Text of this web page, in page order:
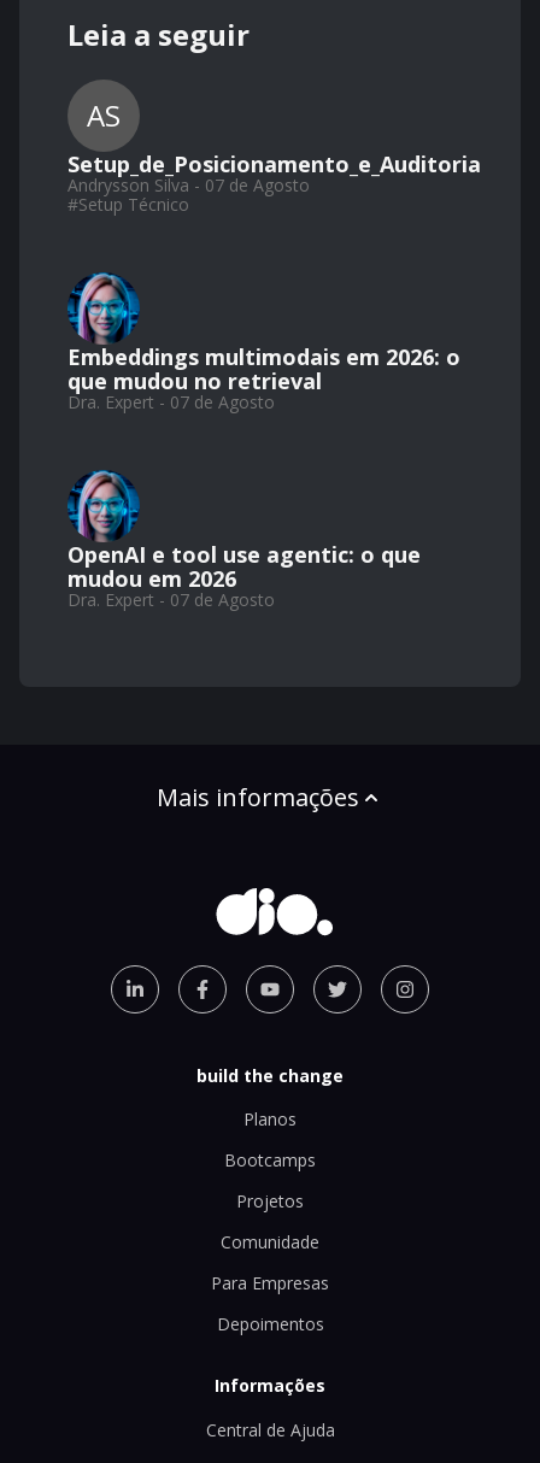
Leia a seguir
AS
Setup_de_Posicionamento_e_Auditoria
Andrysson Silva - 07 de Agosto
#Setup Técnico
Embeddings multimodais em 2026: o
que mudou no retrieval
Dra. Expert - 07 de Agosto
OpenAI e tool use agentic: o que
mudou em 2026
Dra. Expert - 07 de Agosto
Mais informações
build the change
Planos
Bootcamps
Projetos
Comunidade
Para Empresas
Depoimentos
Informações
Central de Ajuda